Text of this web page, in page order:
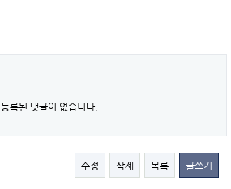
등록된 댓글이 없습니다.
수정 삭제 목록 글쓰기